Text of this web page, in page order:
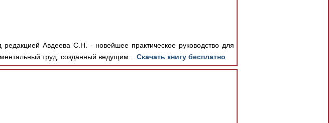
редакцией Авдеева С.Н. - новейшее практическое руководство для
труд, созданный ведущим... Скачать книгу бесплатно